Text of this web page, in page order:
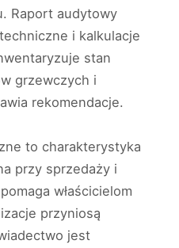
Raport audytowy
i kalkulacje
stan
grzewczych i
rekomendacje.
to charakterystyka
przy sprzedaży i
właścicielom
przyniosą
jest